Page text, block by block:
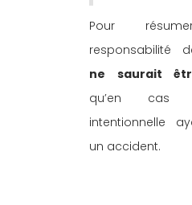
Pour
responsabilité
ne saurait
qu’en cas
intentionnelle
un accident.